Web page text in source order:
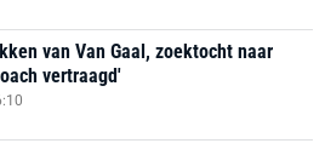
van Van Gaal, zoektocht naar
vertraagd'